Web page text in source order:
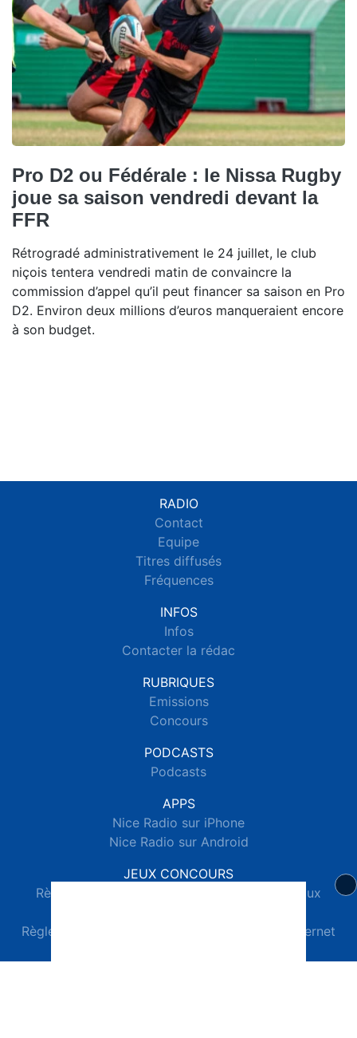
Pro D2 ou Fédérale : le Nissa Rugby
joue sa saison vendredi devant la
FFR
Rétrogradé administrativement le 24 juillet, le club
niçois tentera vendredi matin de convaincre la
commission d’appel qu’il peut financer sa saison en Pro
D2. Environ deux millions d’euros manqueraient encore
à son budget.
RADIO
Contact
Equipe
Titres diffusés
Fréquences
INFOS
Infos
Contacter la rédac
RUBRIQUES
Emissions
Concours
PODCASTS
Podcasts
APPS
Nice Radio sur iPhone
Nice Radio sur Android
JEUX CONCOURS
Règlements des jeux concours réseaux sociaux
Règlements des jeux concours téléphone et internet